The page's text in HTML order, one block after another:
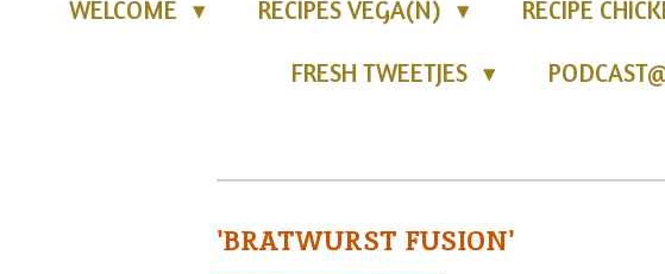
WELCOME RECIPES VEGA(N) RECIPE
FRESH TWEETJES
'BRATWURST FUSION'